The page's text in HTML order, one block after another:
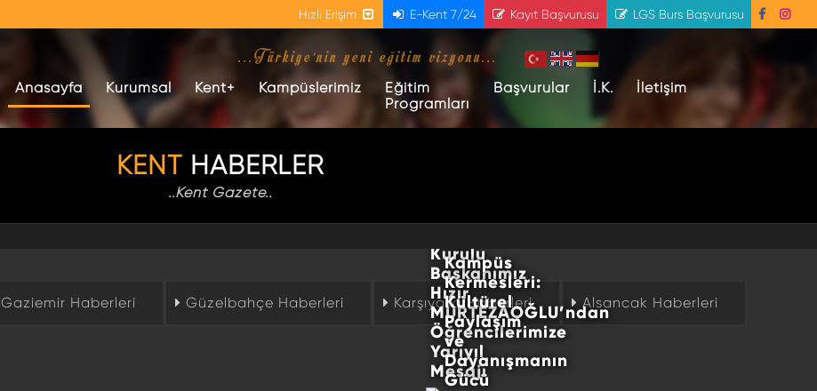
Hızlı Erişim E-Kent 7/24 Kayıt Başvurusu LGS Burs Başvurusu
...Türkiye'nin yeni eğitim vizyonu...
Anasayfa (current)
Kurumsal Kent+ Kampüslerimiz
Eğitim
Programları
Başvurular İ.K. İletişim
KENTHABERLER
..Kent Gazete..
Gaziemir Haberleri Güzelbahçe Haberleri Karşıyaka Haberleri Alsancak Haberleri
Kurulu
Başkanımız
Hızır
MURTEZAOĞLU’ndan
Öğrencilerimize
Yarıyıl
Mesajı
Yeni
Kampüs
Kermesleri:
Kültürel
Paylaşım
ve
Dayanışmanın
Gücü